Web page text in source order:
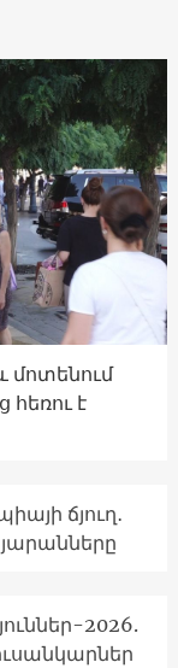
մոտենում
հեռու է
ճյուղ․
2026.